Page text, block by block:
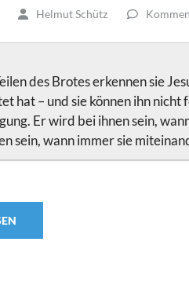
Helmut Schütz
des Brotes erkennen sie
hat – und sie können ihn
Er wird bei ihnen sein,
sein, wann immer sie